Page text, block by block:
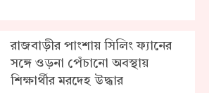
রাজবাড়ীর পাংশায় সিলিং ফ্যানের
সঙ্গে ওড়না পেঁচানো অবস্থায়
শিক্ষার্থীর মরদেহ উদ্ধার